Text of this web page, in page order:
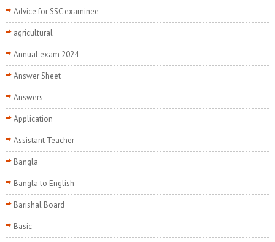
Advice for SSC examinee
agricultural
Annual exam 2024
Answer Sheet
Answers
Application
Assistant Teacher
Bangla
Bangla to English
Barishal Board
Basic